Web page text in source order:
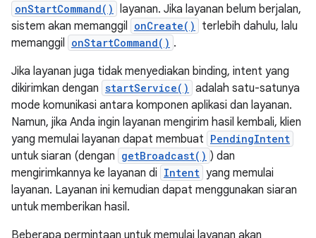
onStartCommand() layanan. Jika layanan belum berjalan,
sistem akan memanggil onCreate()
terlebih dahulu, lalu
memanggil onStartCommand() .
Jika layanan juga tidak menyediakan binding, intent yang
dikirimkan dengan startService() adalah satu-satunya
mode komunikasi antara komponen aplikasi dan layanan.
Namun, jika Anda ingin layanan mengirim hasil kembali, klien
yang memulai layanan dapat membuat PendingIntent
untuk siaran (dengan getBroadcast() ) dan
mengirimkannya ke layanan di Intent yang memulai
layanan. Layanan ini kemudian dapat menggunakan siaran
untuk memberikan hasil.
Beberapa permintaan untuk memulai layanan akan